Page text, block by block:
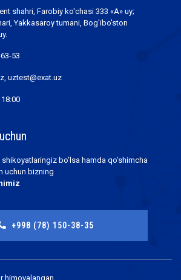
shahri, Farobiy ko'chasi 333 «А» uy;
Yakkasaroy tumani, Bog'ibo'ston
53
uztest@exat.uz
bo’lsa hamda qo’shimcha
uchun bizning
+998 (78) 150-38-35
himoyalangan.